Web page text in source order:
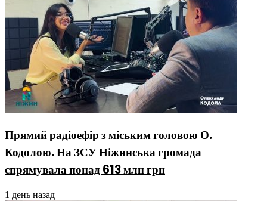
Прямий радіоефір з міським головою О.
Кодолою. На ЗСУ Ніжинська громада
спрямувала понад 613 млн грн
1 день назад